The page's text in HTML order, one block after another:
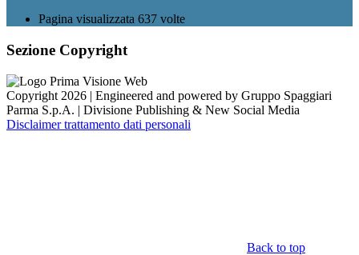
Pagina visualizzata 637 volte
Sezione Copyright
Copyright 2026 | Engineered and powered by Gruppo Spaggiari
Parma S.p.A. | Divisione Publishing & New Social Media
Disclaimer trattamento dati personali
Back to top